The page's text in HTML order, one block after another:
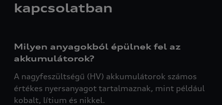
kapcsolatban
Milyen anyagokból épülnek fel az
akkumulátorok?
A nagyfeszültségű (HV) akkumulátorok számos
értékes nyersanyagot tartalmaznak, mint például
kobalt, lítium és nikkel.